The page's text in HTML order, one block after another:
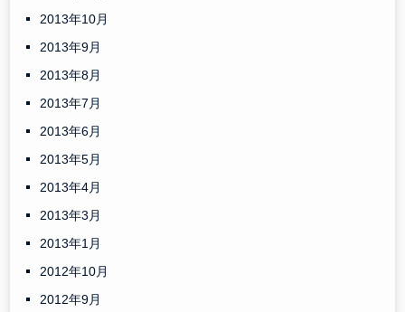
2013年10月
2013年9月
2013年8月
2013年7月
2013年6月
2013年5月
2013年4月
2013年3月
2013年1月
2012年10月
2012年9月